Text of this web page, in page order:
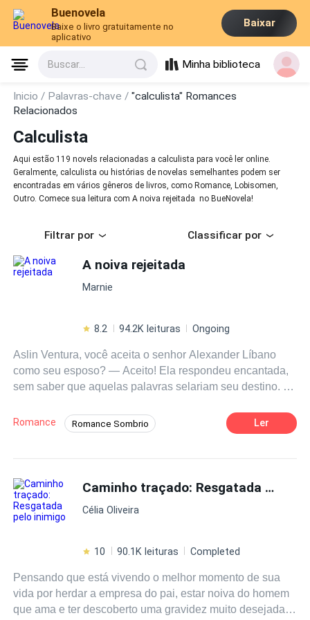
Buenovela
Baixe o livro gratuitamente no
aplicativo
Baixar
Buscar... Minha biblioteca
Inicio / Palavras-chave /"calculista" Romances
Relacionados
Calculista
Aqui estão 119 novels relacionadas a calculista para você ler online.
Geralmente, calculista ou histórias de novelas semelhantes podem ser
encontradas em vários gêneros de livros, como Romance, Lobisomen,
Outro. Comece sua leitura com A noiva rejeitada no BueNovela!
Filtrar por Classificar por
A noiva rejeitada
Marnie
8.2 94.2K leituras Ongoing
Aslin Ventura, você aceita o senhor Alexander Líbano
como seu esposo? — Aceito! Ela respondeu encantada,
sem saber que aquelas palavras selariam seu destino. O
maravilhoso acabou se tornando o oposto: um terrível
inferno no qual ela queimaria pouco a pouco. Aslin
calculistaAlexander Líbano, um magnata bilionário. Aslin
sempre esteve apaixonada por Alexander, mas o que
acontecerá quando ela descobrir que no coração dele
mulher é sua própria irmã? Essa revelação transforma a
conseguirá encontrar um raio de luz nesse mundo
implacável?
Romance Romance Sombrio
Casamento por Contrato Arrependimento
Ler
Caminho traçado: Resgatada pelo inimigo
Célia Oliveira
10 90.1K leituras Completed
Pensando que está vivendo o melhor momento de sua
vida por herdar a empresa do pai, estar noiva do homem
que ama e ter descoberto uma gravidez muito desejada,